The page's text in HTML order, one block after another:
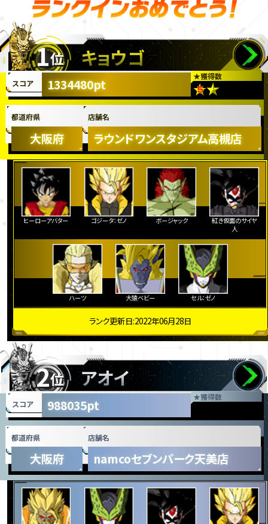
1位 キョウゴ
★獲得数
スコア 1334480pt
都道府県
大阪府
店舗名
ラウンドワンスタジアム高槻店
ヒーローアバター ゴジータ：ゼノ ボージャック
紅き仮面のサイヤ
人
ハーツ 大猿ベビー セル：ゼノ
ランク更新日:2022年06月28日
2位 アオイ
★獲得数
スコア 988035pt
都道府県
大阪府
店舗名
namcoセブンパーク天美店